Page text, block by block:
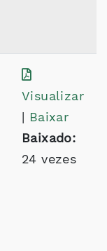
Visualizar
| Baixar
Baixado:
24 vezes